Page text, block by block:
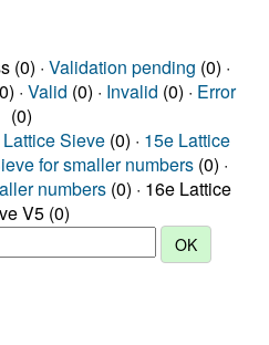
(0) · Validation pending (0) ·
· Valid (0) · Invalid (0) · Error
(0)
Sieve (0) · 15e Lattice
for smaller numbers (0) ·
numbers (0) · 16e Lattice
V5 (0)